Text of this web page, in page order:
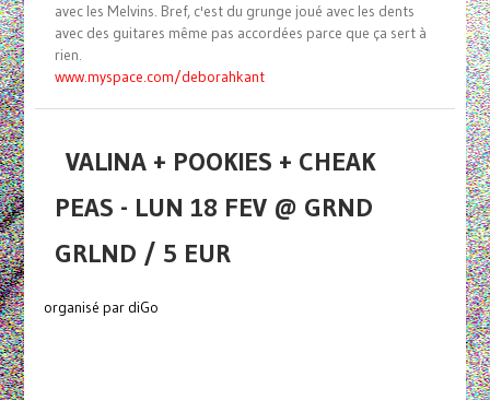
avec les Melvins. Bref, c'est du grunge joué avec les dents
avec des guitares même pas accordées parce que ça sert à
rien.
www.myspace.com/deborahkant
VALINA + POOKIES + CHEAK
PEAS - LUN 18 FEV @ GRND
GRLND / 5 EUR
organisé par diGo